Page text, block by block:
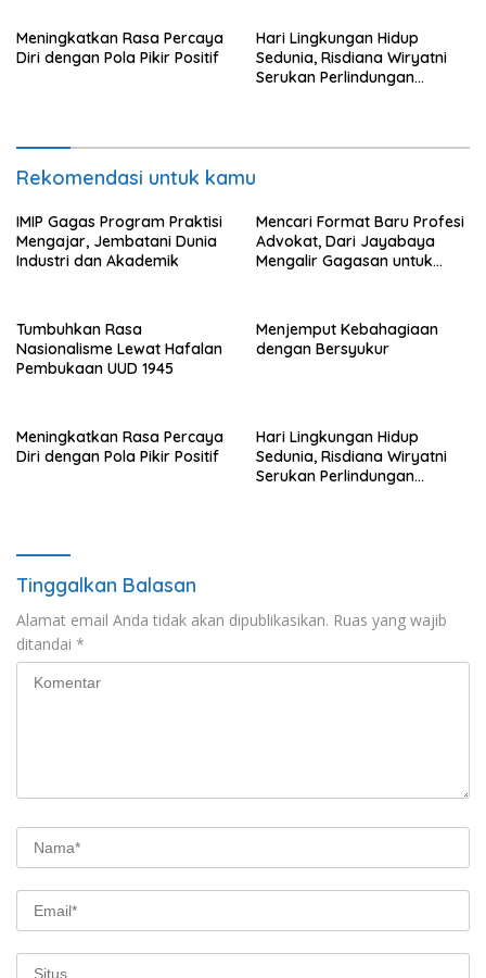
Meningkatkan Rasa Percaya
Diri dengan Pola Pikir Positif
Hari Lingkungan Hidup
Sedunia, Risdiana Wiryatni
Serukan Perlindungan
Rekomendasi untuk kamu
IMIP Gagas Program Praktisi
Mengajar, Jembatani Dunia
Industri dan Akademik
Mencari Format Baru Profesi
Advokat, Dari Jayabaya
Mengalir Gagasan untuk
Tumbuhkan Rasa
Nasionalisme Lewat Hafalan
Pembukaan UUD 1945
Menjemput Kebahagiaan
dengan Bersyukur
Meningkatkan Rasa Percaya
Diri dengan Pola Pikir Positif
Hari Lingkungan Hidup
Sedunia, Risdiana Wiryatni
Serukan Perlindungan
Tinggalkan Balasan
Alamat email Anda tidak akan dipublikasikan. Ruas yang wajib
ditandai *